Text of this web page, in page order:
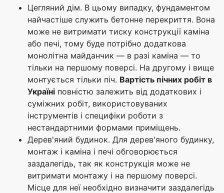
Цегляний дім. В цьому випадку, фундаментом
найчастіше служить бетонне перекриття. Вона
може не витримати тиску конструкції каміна
або печі, тому буде потрібно додаткова
монолітна майданчик — в разі каміна — то
тільки на першому поверсі. На другому і вище
монтується тільки піч. Вартість пічних робіт в
Україні повністю залежить від додаткових і
суміжних робіт, використовуваних
інструментів і специфіки роботи з
нестандартними формами приміщень.
Дерев'яний будинок. Для дерев'яного будинку,
монтаж і каміна і печі обговорюється
заздалегідь, так як конструкція може не
витримати монтажу і на першому поверсі.
Місце для неї необхідно визначити заздалегідь